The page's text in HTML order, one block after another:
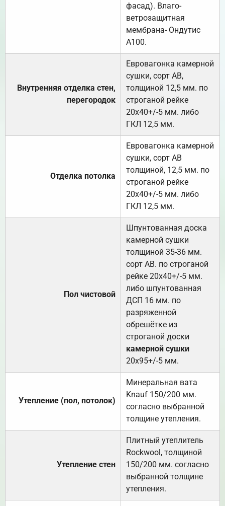
фасад). Влаго-
ветрозащитная
мембрана- Ондутис
А100.
Внутренняя отделка стен,
перегородок
Евровагонка камерной
сушки, сорт АВ,
толщиной 12,5 мм. по
строганой рейке
20х40+/-5 мм. либо
ГКЛ 12,5 мм.
Отделка потолка
Евровагонка камерной
сушки, сорт АВ
толщиной, 12,5 мм. по
строганой рейке
20х40+/-5 мм. либо
ГКЛ 12,5 мм.
Пол чистовой
Шпунтованная доска
камерной сушки
толщиной 35-36 мм.
сорт АВ. по строганой
рейке 20х40+/-5 мм.
либо шпунтованная
ДСП 16 мм. по
разряженной
обрешётке из
строганой доски
камерной сушки
20х95+/-5 мм.
Утепление (пол, потолок)
Минеральная вата
Knauf 150/200 мм.
согласно выбранной
толщине утепления.
Утепление стен
Плитный утеплитель
Rockwool, толщиной
150/200 мм. согласно
выбранной толщине
утепления.